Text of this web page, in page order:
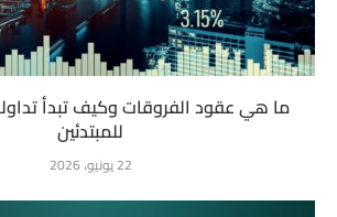
ما هي عقود الفروقات وكيف تبدأ
للمبتدئين
22 يونيو، 2026